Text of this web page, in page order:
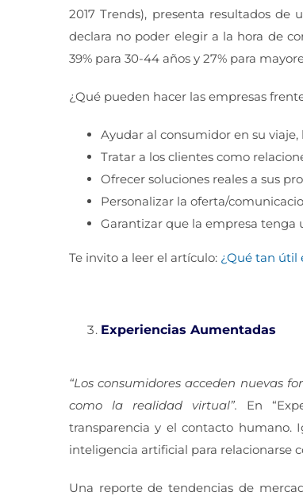
2017 Trends), presenta resultados
declara no poder elegir a la hora de
39% para 30-44 años y 27% para
¿Qué pueden hacer las empresas
Ayudar al consumidor en su
Tratar a los clientes como
Ofrecer soluciones reales a sus
Personalizar la oferta/
Garantizar que la empresa tenga
Te invito a leer el artículo: ¿Qué tan útil
Experiencias Aumentadas
“Los consumidores acceden nuevas
como la realidad virtual”. En
transparencia y el contacto humano.
inteligencia artificial para relacionarse
Una reporte de tendencias de